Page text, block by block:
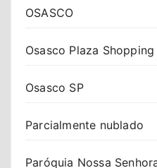
OSASCO
Osasco Plaza Shopping
Osasco SP
Parcialmente nublado
Paróquia Nossa